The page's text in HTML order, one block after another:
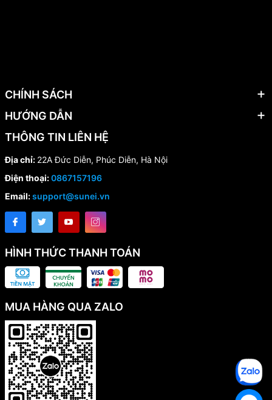
CHÍNH SÁCH
HƯỚNG DẪN
THÔNG TIN LIÊN HỆ
Địa chỉ: 22A Đức Diễn, Phúc Diễn, Hà Nội
Điện thoại:0867157196
Email:support@sunei.vn
HÌNH THỨC THANH TOÁN
MUA HÀNG QUA ZALO